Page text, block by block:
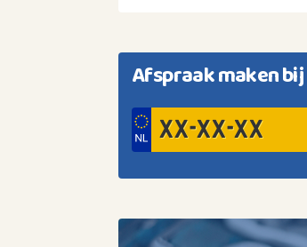
Afspraak maken bij